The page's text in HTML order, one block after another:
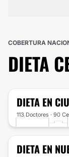
COBERTURA
DIETA
DIETA EN
113 Doctores · 90
DIETA EN